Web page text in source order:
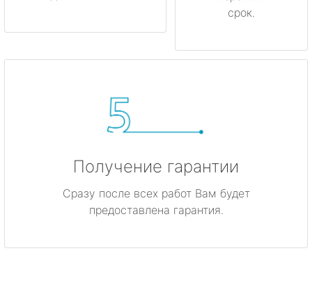
срок.
Получение гарантии
Сразу после всех работ Вам будет
предоставлена гарантия.